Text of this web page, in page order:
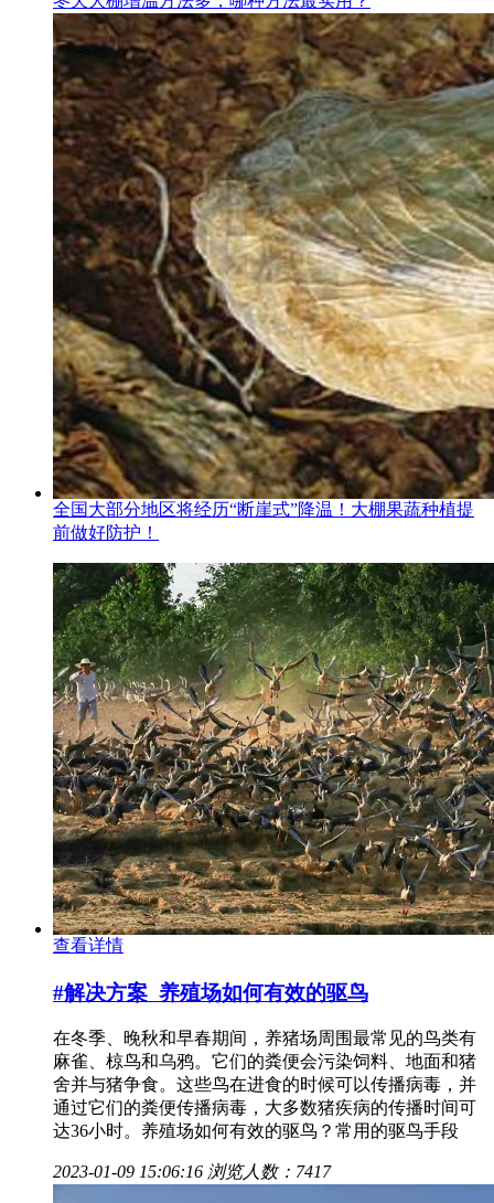
全国大部分地区将经历“断崖式”降温！大棚果蔬种植提
前做好防护！
查看详情
#解决方案 养殖场如何有效的驱鸟
在冬季、晚秋和早春期间，养猪场周围最常见的鸟类有
麻雀、椋鸟和乌鸦。它们的粪便会污染饲料、地面和猪
舍并与猪争食。这些鸟在进食的时候可以传播病毒，并
通过它们的粪便传播病毒，大多数猪疾病的传播时间可
达36小时。养殖场如何有效的驱鸟？常用的驱鸟手段
2023-01-09 15:06:16 浏览人数：7417